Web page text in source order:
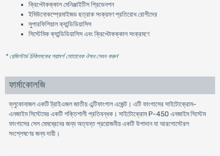
ক্রিপ্টোকক্কাল মেনিঞ্জাইটিস প্রিভেনশন
ইমিউনোকম্প্রেমাইজড ছত্রাক সংক্রমণ প্রতিরোধ রোগীদের
সুপারফিশিয়াল ক্যান্ডিডিয়াসিস
সিস্টেমিক ক্যান্ডিডিয়াসিস এবং ক্রিপ্টোকক্কাল সংক্রমণে
* রেজিস্টার্ড চিকিৎসকের পরামর্শ মোতাবেক ঔষধ সেবন করুন'
ফার্মাকোলজি
ফ্লুকোনাজল একটি ট্রাইএজল জাতীয় এন্টিফাংগাল এজেন্ট। এটি ফাংগাসের সাইটোক্রোম-
এনজাইম সিস্টেমের একটি শক্তিশালী প্রতিবন্ধক। সাইটোক্রোম P-450 এনজাইম সিস্টেম
ফাংগাসের সেল মেমব্রেনের জন্য অত্যন্ত প্রয়োজনীয় একটি উপাদান যা আরগোস্টেরল
সংশ্লেষণের জন্য দায়ী।